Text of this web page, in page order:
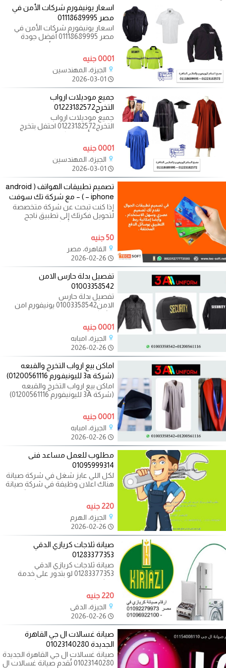
اسعار يونيفورم شركات الأمن في
مصر 01118689995
اسعار يونيفورم شركات الأمن في
مصر 01118689995 أفضل جودة
وتصميم لليونيفورم الأمني المناسب
لكل
0001 جنيه
الجيزة، المهندسين
جميع موديلات ارواب
التخرج01223182572
جميع موديلات ارواب
التخرج01223182572 احتفل بتخرج
طلابك بأرواب وكابات مصنعة بجودة
عالمية من شركة
0001 جنيه
الجيزة، المهندسين
تصميم تطبيقات الهواتف ( android
– iphone ) – مع شركة تك سوفت
إذا كنت تبحث عن شركة متخصصة
لتحويل فكرتك إلى تطبيق ناجح
واحترافي، فإن شركة تك سوفت –
Tec Soft تقدم لك
50 جنيه
القاهرة، مصر
تفصيل بدلة حارس الامن
01003358542
تفصيل بدلة حارس
الامن01003358542 يونيفورم امن
وشركات الحراسات الخاصة المصصم
من شركة 3A
0001 جنيه
الجيزة، امبابه
اماكن بيع ارواب التخرج والقبعه
(شركة 3a لليونيفورم 01200561116)
اماكن بيع ارواب التخرج والقبعه
(شركة 3A لليونيفورم 01200561116)
0001 جنيه
الجيزة، امبابه
مطلوب للعمل مساعد فنى
01095999314
لكل اللي عايز شغل في شركة صيانة
هناك اعلان وظيفة في شركة صيانة
اجهزة منزلية مساعد فني لا يشترط
220 جنيه
الجيزة، الهرم
صيانة ثلاجات كريازي الدقي
01283377353
صيانة ثلاجات كريازي الدقي
01283377353 لو بتدور على خدمة
موثوقة وسريعة لـ صيانة ثلاجات
كريازي الدقي،
220 جنيه
الجيزة، الدقي
صيانة غسالات ال جي القاهرة
الجديدة 01023140280
صيانة غسالات ال جي القاهرة الجديدة
01023140280 تُقدم صيانة غسالات ال